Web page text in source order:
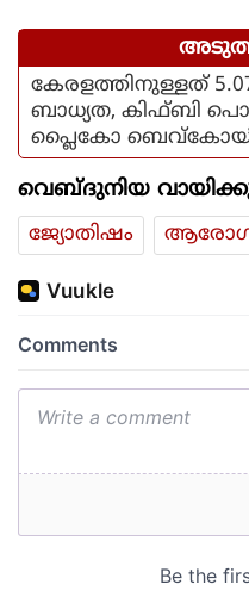
കേരളത്തിനുള്ളത്
ബാധ്യത, കിഫ്ബി
പ്ലൈകോ
വെബ്ദുനിയ
ജ്യോതിഷം